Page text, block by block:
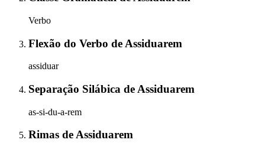
Verbo
Flexão do Verbo de Assiduarem
assiduar
Separação Silábica de Assiduarem
as-si-du-a-rem
Rimas deAssiduarem